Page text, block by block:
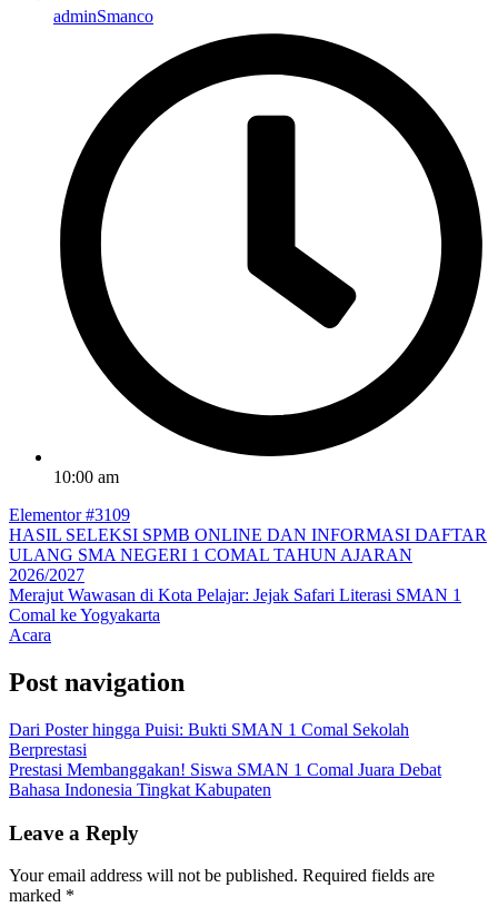
adminSmanco
10:00 am
Elementor #3109
HASIL SELEKSI SPMB ONLINE DAN INFORMASI DAFTAR
ULANG SMA NEGERI 1 COMAL TAHUN AJARAN
2026/2027
Merajut Wawasan di Kota Pelajar: Jejak Safari Literasi SMAN 1
Comal ke Yogyakarta​
Acara
Post navigation
Dari Poster hingga Puisi: Bukti SMAN 1 Comal Sekolah
Berprestasi
Prestasi Membanggakan! Siswa SMAN 1 Comal Juara Debat
Bahasa Indonesia Tingkat Kabupaten
Leave a Reply
Your email address will not be published. Required fields are
marked *